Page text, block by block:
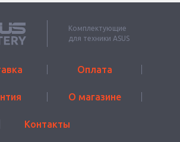
Комплектующие
для техники ASUS
Оплата
О магазине
Контакты